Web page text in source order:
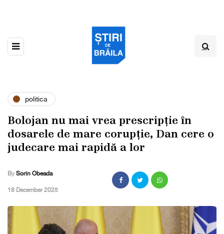
politica
Bolojan nu mai vrea prescripție în
dosarele de mare corupție, Dan cere o
judecare mai rapidă a lor
By Sorin Obeada
,18 December 2025